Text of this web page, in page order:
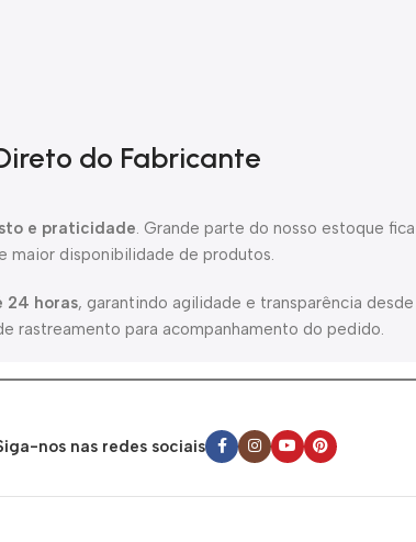
do Fabricante
e praticidade. Grande parte do nosso estoque fica
maior disponibilidade de produtos.
24 horas, garantindo agilidade e transparência desde
rastreamento para acompanhamento do pedido.
claras sobre prazos e envio. Nosso compromisso é
nos nas redes sociais